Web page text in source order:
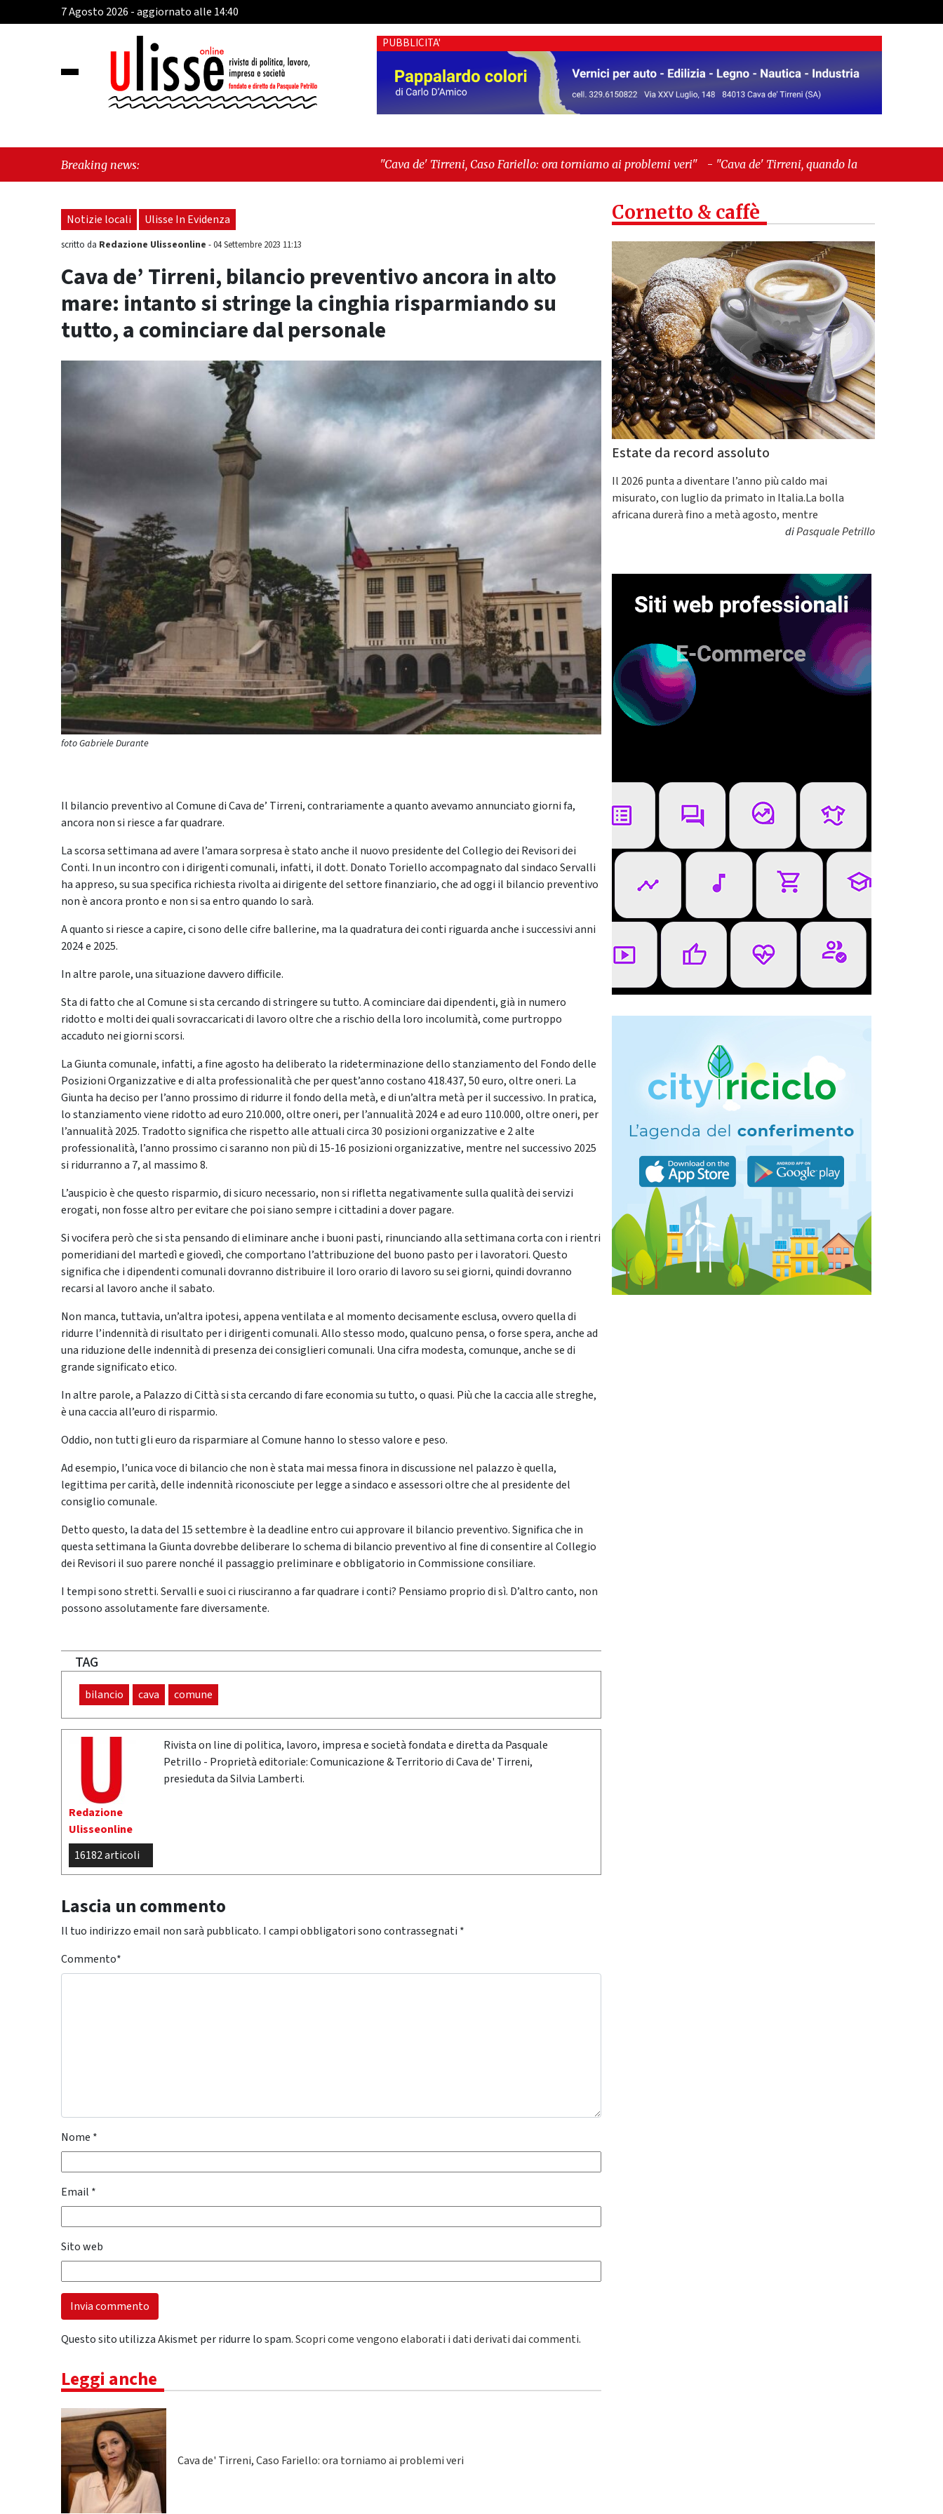
7 Agosto 2026 - aggiornato alle 14:40
PUBBLICITA'
Breaking news: "Cava de' Tirreni, Caso Fariello: ora torniamo ai problemi veri" -"Cava de' Tirreni, quando la burocrazia dimentica
perché esiste"
Notizie locali Ulisse In Evidenza
scritto da Redazione Ulisseonline -04 Settembre 2023 11:13
Cava de’ Tirreni, bilancio preventivo ancora in alto
mare: intanto si stringe la cinghia risparmiando su
tutto, a cominciare dal personale
foto Gabriele Durante
Il bilancio preventivo al Comune di Cava de’ Tirreni, contrariamente a quanto avevamo annunciato giorni fa,
ancora non si riesce a far quadrare.
La scorsa settimana ad avere l’amara sorpresa è stato anche il nuovo presidente del Collegio dei Revisori dei
Conti. In un incontro con i dirigenti comunali, infatti, il dott. Donato Toriello accompagnato dal sindaco Servalli
ha appreso, su sua specifica richiesta rivolta ai dirigente del settore finanziario, che ad oggi il bilancio preventivo
non è ancora pronto e non si sa entro quando lo sarà.
A quanto si riesce a capire, ci sono delle cifre ballerine, ma la quadratura dei conti riguarda anche i successivi anni
2024 e 2025.
In altre parole, una situazione davvero difficile.
Sta di fatto che al Comune si sta cercando di stringere su tutto. A cominciare dai dipendenti, già in numero
ridotto e molti dei quali sovraccaricati di lavoro oltre che a rischio della loro incolumità, come purtroppo
accaduto nei giorni scorsi.
La Giunta comunale, infatti, a fine agosto ha deliberato la rideterminazione dello stanziamento del Fondo delle
Posizioni Organizzative e di alta professionalità che per quest’anno costano 418.437, 50 euro, oltre oneri. La
Giunta ha deciso per l’anno prossimo di ridurre il fondo della metà, e di un’altra metà per il successivo. In pratica,
lo stanziamento viene ridotto ad euro 210.000, oltre oneri, per l’annualità 2024 e ad euro 110.000, oltre oneri, per
l’annualità 2025. Tradotto significa che rispetto alle attuali circa 30 posizioni organizzative e 2 alte
professionalità, l’anno prossimo ci saranno non più di 15-16 posizioni organizzative, mentre nel successivo 2025
si ridurranno a 7, al massimo 8.
L’auspicio è che questo risparmio, di sicuro necessario, non si rifletta negativamente sulla qualità dei servizi
erogati, non fosse altro per evitare che poi siano sempre i cittadini a dover pagare.
Si vocifera però che si sta pensando di eliminare anche i buoni pasti, rinunciando alla settimana corta con i rientri
pomeridiani del martedì e giovedì, che comportano l’attribuzione del buono pasto per i lavoratori. Questo
significa che i dipendenti comunali dovranno distribuire il loro orario di lavoro su sei giorni, quindi dovranno
recarsi al lavoro anche il sabato.
Non manca, tuttavia, un’altra ipotesi, appena ventilata e al momento decisamente esclusa, ovvero quella di
ridurre l’indennità di risultato per i dirigenti comunali. Allo stesso modo, qualcuno pensa, o forse spera, anche ad
una riduzione delle indennità di presenza dei consiglieri comunali. Una cifra modesta, comunque, anche se di
grande significato etico.
In altre parole, a Palazzo di Città si sta cercando di fare economia su tutto, o quasi. Più che la caccia alle streghe,
è una caccia all’euro di risparmio.
Oddio, non tutti gli euro da risparmiare al Comune hanno lo stesso valore e peso.
Ad esempio, l’unica voce di bilancio che non è stata mai messa finora in discussione nel palazzo è quella,
legittima per carità, delle indennità riconosciute per legge a sindaco e assessori oltre che al presidente del
consiglio comunale.
Detto questo, la data del 15 settembre è la deadline entro cui approvare il bilancio preventivo. Significa che in
questa settimana la Giunta dovrebbe deliberare lo schema di bilancio preventivo al fine di consentire al Collegio
dei Revisori il suo parere nonché il passaggio preliminare e obbligatorio in Commissione consiliare.
I tempi sono stretti. Servalli e suoi ci riusciranno a far quadrare i conti? Pensiamo proprio di sì. D’altro canto, non
possono assolutamente fare diversamente.
TAG
bilancio cava comune
Redazione
Ulisseonline
16182 articoli
Rivista on line di politica, lavoro, impresa e società fondata e diretta da Pasquale
Petrillo - Proprietà editoriale: Comunicazione & Territorio di Cava de' Tirreni,
presieduta da Silvia Lamberti.
Lascia un commento
Il tuo indirizzo email non sarà pubblicato. I campi obbligatori sono contrassegnati *
Commento*
Nome *
Email *
Sito web
Questo sito utilizza Akismet per ridurre lo spam.Scopri come vengono elaborati i dati derivati dai commenti.
Leggi anche
Cava de' Tirreni, Caso Fariello: ora torniamo ai problemi veri
Cornetto & caffè
Estate da record assoluto
Il 2026 punta a diventare l’anno più caldo mai
misurato, con luglio da primato in Italia.La bolla
africana durerà fino a metà agosto, mentre
diPasquale Petrillo